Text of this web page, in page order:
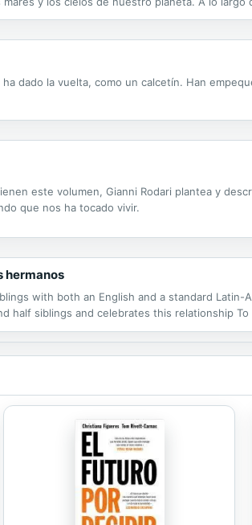
todas sus formas. El interior está lleno de
ha dado la vuelta, como un calcetín. Han
este volumen, Gianni Rodari plantea y
que nos ha tocado vivir.
hermanos
with both an English and a standard
half siblings and celebrates this relationship